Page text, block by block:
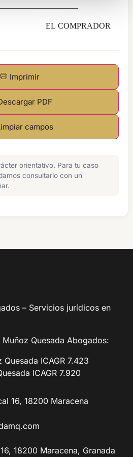
EL COMPRADOR
Imprimir
PDF
campos
orientativo. Para tu caso
con un
– Servicios jurídicos en
Quesada Abogados:
ICAGR 7.423
ICAGR 7.920
16, 18200 Maracena
18200 Maracena, Granada